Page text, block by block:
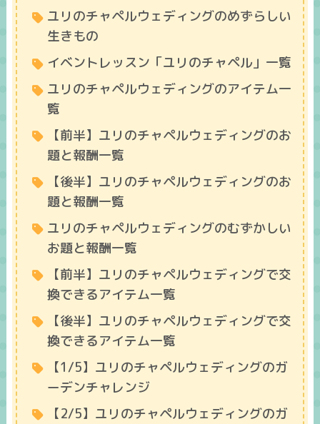
ユリのチャペルウェディングのめずらしい
生きもの
イベントレッスン「ユリのチャペル」一覧
ユリのチャペルウェディングのアイテム一
覧
【前半】ユリのチャペルウェディングのお
題と報酬一覧
【後半】ユリのチャペルウェディングのお
題と報酬一覧
ユリのチャペルウェディングのむずかしい
お題と報酬一覧
【前半】ユリのチャペルウェディングで交
換できるアイテム一覧
【後半】ユリのチャペルウェディングで交
換できるアイテム一覧
【1/5】ユリのチャペルウェディングのガ
ーデンチャレンジ
【2/5】ユリのチャペルウェディングのガ